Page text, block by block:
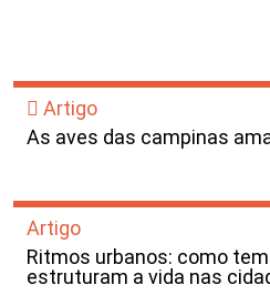
Artigo
As aves das campinas
Artigo
Ritmos urbanos: como
estruturam a vida nas